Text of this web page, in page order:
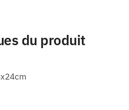
du produit